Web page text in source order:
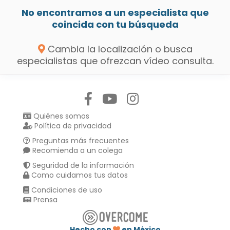
No encontramos a un especialista que
coincida con tu búsqueda
Cambia la localización o busca
especialistas que ofrezcan vídeo consulta.
Quiénes somos
Política de privacidad
Preguntas más frecuentes
Recomienda a un colega
Seguridad de la información
Como cuidamos tus datos
Condiciones de uso
Prensa